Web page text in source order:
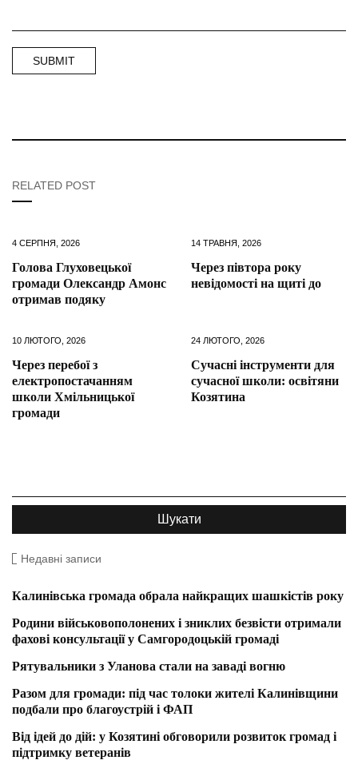
RELATED POST
4 СЕРПНЯ, 2026
Голова Глуховецької
громади Олександр Амонс
отримав подяку
14 ТРАВНЯ, 2026
Через півтора року
невідомості на щиті до
10 ЛЮТОГО, 2026
Через перебої з
електропостачанням
школи Хмільницької
громади
24 ЛЮТОГО, 2026
Сучасні інструменти для
сучасної школи: освітяни
Козятина
Недавні записи
Калинівська громада обрала найкращих шашкістів року
Родини військовополонених і зниклих безвісти отримали
фахові консультації у Самгородоцькій громаді
Рятувальники з Уланова стали на заваді вогню
Разом для громади: під час толоки жителі Калинівщини
подбали про благоустрій і ФАП
Від ідей до дій: у Козятині обговорили розвиток громад і
підтримку ветеранів